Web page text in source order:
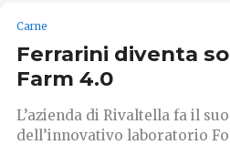
Carne
Ferrarini diventa
Farm 4.0
L’azienda di Rivaltella fa il
dell’innovativo laboratorio